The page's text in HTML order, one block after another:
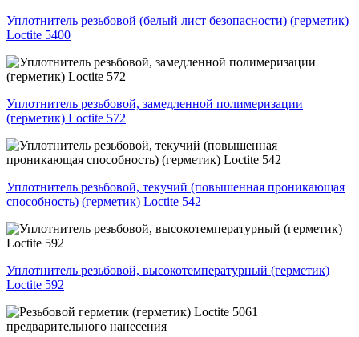
Уплотнитель резьбовой (белый лист безопасности) (герметик)
Loctite 5400
Уплотнитель резьбовой, замедленной полимеризации
(герметик) Loctite 572
Уплотнитель резьбовой, текучий (повышенная проникающая
способность) (герметик) Loctite 542
Уплотнитель резьбовой, высокотемпературный (герметик)
Loctite 592